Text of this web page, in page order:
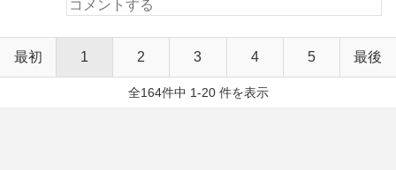
最初 1 2 3 4 5 最後
全164件中 1-20 件を表示